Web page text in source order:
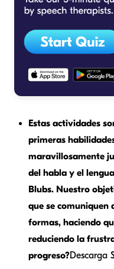
Estas actividades
primeras
maravillosamente
del habla y el
Blubs. Nuestro
que se comuniquen
formas, haciendo
reduciendo la
progreso?Descarga